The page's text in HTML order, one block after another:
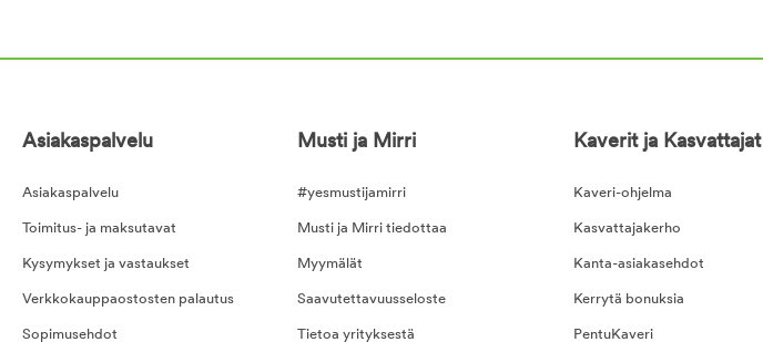
Asiakaspalvelu
Asiakaspalvelu
Toimitus- ja maksutavat
Kysymykset ja vastaukset
Verkkokauppaostosten palautus
Sopimusehdot
Musti ja Mirri
#yesmustijamirri
Musti ja Mirri tiedottaa
Myymälät
Saavutettavuusseloste
Tietoa yrityksestä
Kaverit ja Kasvattajat
Kaveri-ohjelma
Kasvattajakerho
Kanta-asiakasehdot
Kerrytä bonuksia
PentuKaveri